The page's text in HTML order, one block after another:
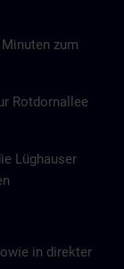
zum
Rotdornallee
Lüghauser
in direkter